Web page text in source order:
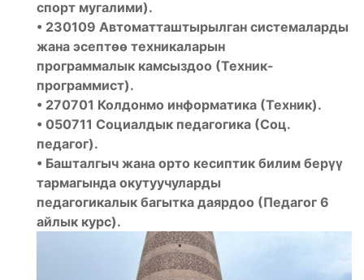
спорт мугалими).
• 230109 Автоматташтырылган системаларды
жана эсептөө техникаларын
программалык камсыздоо (Техник-
программист).
• 270701 Колдонмо информатика (Техник).
• 050711 Социалдык педагогика (Соц.
педагог).
• Башталгыч жана орто кесиптик билим берүү
тармагында окутуучуларды
педагогикалык багытка даярдоо (Педагог 6
айлык курс).